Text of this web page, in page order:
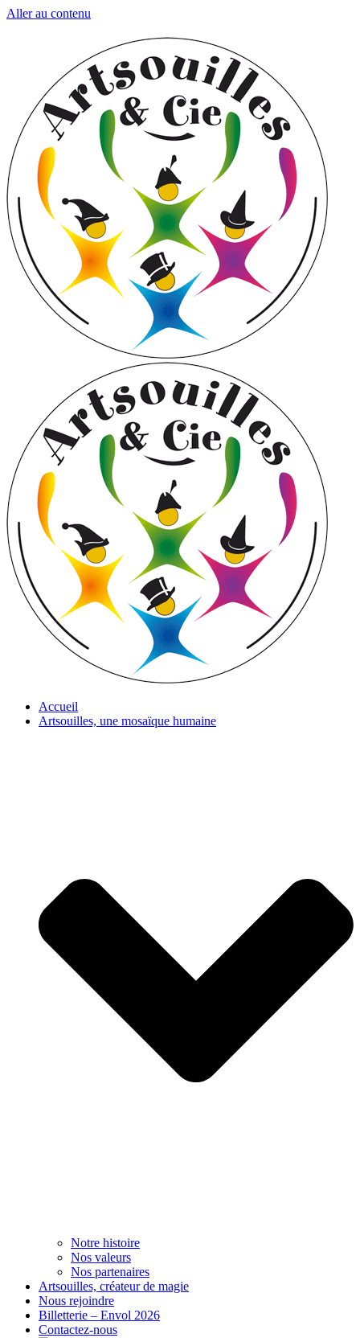
Aller au contenu
Accueil
Artsouilles, une mosaïque humaine
Notre histoire
Nos valeurs
Nos partenaires
Artsouilles, créateur de magie
Nous rejoindre
Billetterie – Envol 2026
Contactez-nous